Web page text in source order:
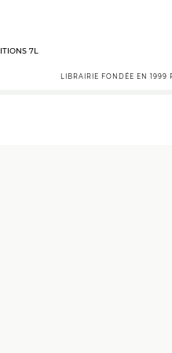
7L
LIBRAIRIE FONDÉE EN 1999